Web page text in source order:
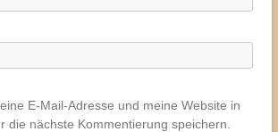
E-Mail-Adresse und meine Website in
die nächste Kommentierung speichern.